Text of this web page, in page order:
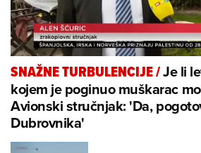
SNAŽNE TURBULENCIJE/Je li
kojem je poginuo muškarac
Avionski stručnjak: 'Da,
Dubrovnika'